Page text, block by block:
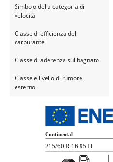
Simbolo della categoria di
velocità
Classe di efficienza del
carburante
Classe di aderenza sul bagnato
Classe e livello di rumore
esterno